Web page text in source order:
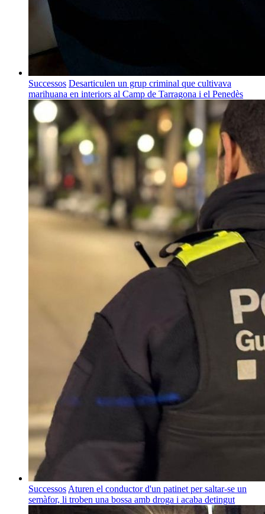
Successos Desarticulen un grup criminal que cultivava
marihuana en interiors al Camp de Tarragona i el Penedès
Successos Aturen el conductor d'un patinet per saltar-se un
semàfor, li troben una bossa amb droga i acaba detingut